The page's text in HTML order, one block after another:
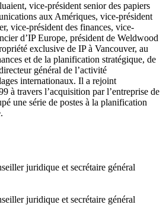
vice-président senior des papiers
aux Amériques, vice-président
vice-président des finances, vice-
d’IP Europe, président de Weldwood
exclusive de IP à Vancouver, au
et de la planification stratégique, de
général de l’activité
internationaux. Il a rejoint
à travers l’acquisition par l’entreprise de
une série de postes à la planification
juridique et secrétaire général
juridique et secrétaire général